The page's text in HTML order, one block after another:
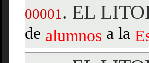
00001 . EL
de alumnos a la